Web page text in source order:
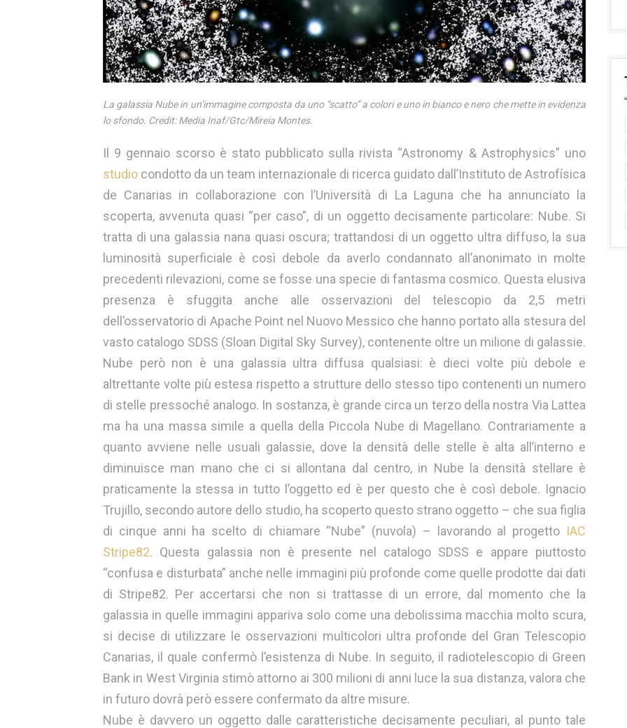
La galassia Nube in un’immagine composta da uno “scatto” a colori e uno in bianco e nero che mette in evidenza
lo sfondo. Credit: Media Inaf/Gtc/Mireia Montes.
Il 9 gennaio scorso è stato pubblicato sulla rivista “Astronomy & Astrophysics” uno
studio condotto da un team internazionale di ricerca guidato dall’Instituto de Astrofísica
de Canarias in collaborazione con l’Università di La Laguna che ha annunciato la
scoperta, avvenuta quasi “per caso”, di un oggetto decisamente particolare: Nube. Si
tratta di una galassia nana quasi oscura; trattandosi di un oggetto ultra diffuso, la sua
luminosità superficiale è così debole da averlo condannato all’anonimato in molte
precedenti rilevazioni, come se fosse una specie di fantasma cosmico. Questa elusiva
presenza è sfuggita anche alle osservazioni del telescopio da 2,5 metri
dell’osservatorio di Apache Point nel Nuovo Messico che hanno portato alla stesura del
vasto catalogo SDSS (Sloan Digital Sky Survey), contenente oltre un milione di galassie.
Nube però non è una galassia ultra diffusa qualsiasi: è dieci volte più debole e
altrettante volte più estesa rispetto a strutture dello stesso tipo contenenti un numero
di stelle pressoché analogo. In sostanza, è grande circa un terzo della nostra Via Lattea
ma ha una massa simile a quella della Piccola Nube di Magellano. Contrariamente a
quanto avviene nelle usuali galassie, dove la densità delle stelle è alta all’interno e
diminuisce man mano che ci si allontana dal centro, in Nube la densità stellare è
praticamente la stessa in tutto l’oggetto ed è per questo che è così debole. Ignacio
Trujillo, secondo autore dello studio, ha scoperto questo strano oggetto – che sua figlia
di cinque anni ha scelto di chiamare “Nube” (nuvola) – lavorando al progetto IAC
Stripe82. Questa galassia non è presente nel catalogo SDSS e appare piuttosto
“confusa e disturbata” anche nelle immagini più profonde come quelle prodotte dai dati
di Stripe82. Per accertarsi che non si trattasse di un errore, dal momento che la
galassia in quelle immagini appariva solo come una debolissima macchia molto scura,
si decise di utilizzare le osservazioni multicolori ultra profonde del Gran Telescopio
Canarias, il quale confermò l’esistenza di Nube. In seguito, il radiotelescopio di Green
Bank in West Virginia stimò attorno ai 300 milioni di anni luce la sua distanza, valora che
in futuro dovrà però essere confermato da altre misure.
Nube è davvero un oggetto dalle caratteristiche decisamente peculiari, al punto tale